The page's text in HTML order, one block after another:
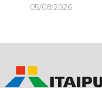
05/08/2026